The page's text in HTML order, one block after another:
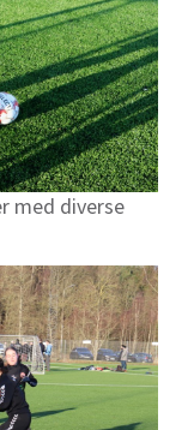
med diverse